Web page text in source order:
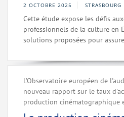
2 OCTOBRE 2025 STRASBOURG
Cette étude expose les défis
professionnels de la culture en
solutions proposées pour
L’Observatoire européen de
nouveau rapport sur le taux
production cinématographique